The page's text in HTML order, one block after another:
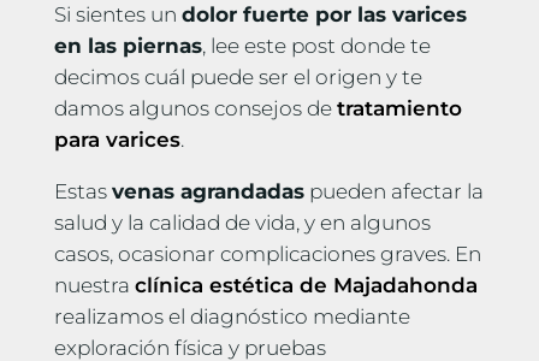
Si sientes un dolor fuerte por las varices
en las piernas, lee este post donde te
decimos cuál puede ser el origen y te
damos algunos consejos de tratamiento
para varices.
Estas venas agrandadaspueden afectar la
salud y la calidad de vida, y en algunos
casos, ocasionar complicaciones graves. En
nuestra clínica estética de Majadahonda
realizamos el diagnóstico mediante
exploración física y pruebas